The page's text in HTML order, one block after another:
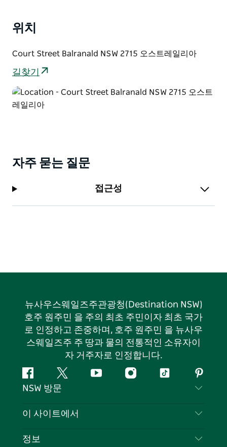
위치
Court Street Balranald NSW 2715 오스트레일리아
길찾기
자주 묻는 질문
접근성
뉴사우스웨일즈주관광청(Destination NSW)
호주 원주민 을 주의 최초 주민이자 최초 국가
로 인정하고 존중하며, 호주 원주민 을 뉴사우
스웨일즈주 주 땅과 물의 전통적인 소유자이
자 거주자로 인정합니다.
페
이
북
지
다
유
인
틱
핀
터
스
NSW 방문
문의하기
이 사이트에서
목적지
정보